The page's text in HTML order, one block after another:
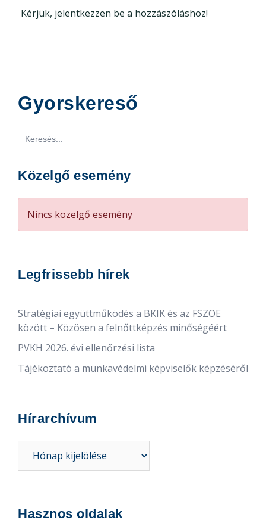
Kérjük, jelentkezzen be a hozzászóláshoz!
Gyorskereső
Search
for:
Közelgő esemény
Nincs közelgő esemény
Legfrissebb hírek
Stratégiai együttműködés a BKIK és az FSZOE
között – Közösen a felnőttképzés minőségéért
PVKH 2026. évi ellenőrzési lista
Tájékoztató a munkavédelmi képviselők képzéséről
Hírarchívum
Hasznos oldalak